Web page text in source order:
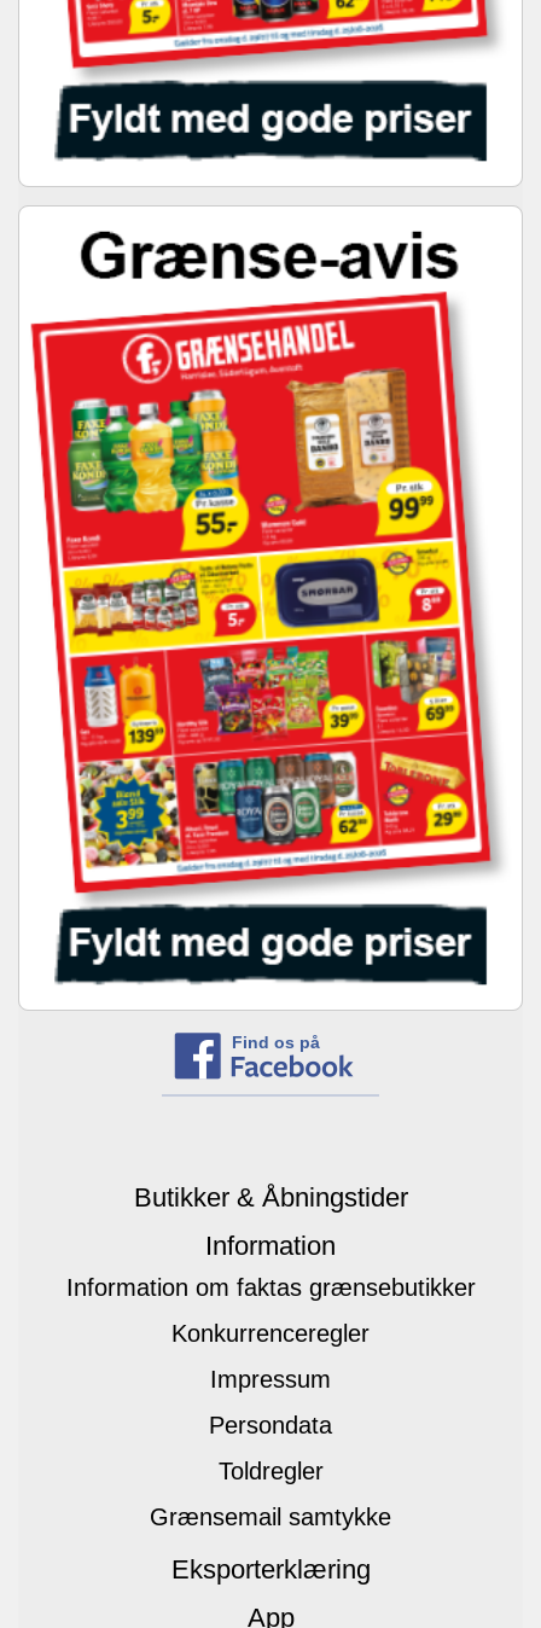
Find os på
Butikker & Åbningstider
Information
Information om faktas grænsebutikker
Konkurrenceregler
Impressum
Persondata
Toldregler
Grænsemail samtykke
Eksporterklæring
App